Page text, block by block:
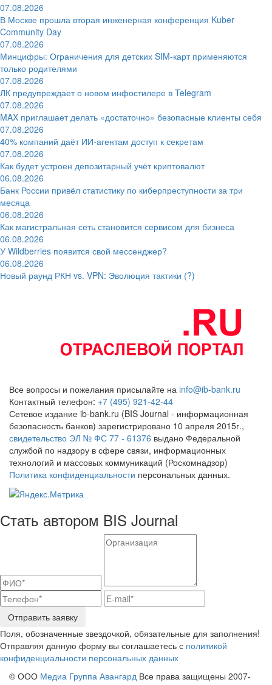
07.08.2026
В Москве прошла вторая инженерная конференция Kuber
Community Day
07.08.2026
Минцифры: Ограничения для детских SIM-карт применяются
только родителями
07.08.2026
ЛК предупреждает о новом инфостилере в Telegram
07.08.2026
MAX приглашает делать «достаточно» безопасные клиенты себя
07.08.2026
40% компаний даёт ИИ‑агентам доступ к секретам
07.08.2026
Как будет устроен депозитарный учёт криптовалют
06.08.2026
Банк России привёл статистику по киберпреступности за три
месяца
06.08.2026
Как магистральная сеть становится сервисом для бизнеса
06.08.2026
У Wildberries появится свой мессенджер?
06.08.2026
Новый раунд РКН vs. VPN: Эволюция тактики (?)
Все вопросы и пожелания присылайте на info@ib-bank.ru
Контактный телефон: +7 (495) 921-42-44
Сетевое издание ib-bank.ru (BIS Journal - информационная
безопасность банков) зарегистрировано 10 апреля 2015г.,
свидетельство ЭЛ № ФС 77 - 61376 выдано Федеральной
службой по надзору в сфере связи, информационных
технологий и массовых коммуникаций (Роскомнадзор)
Политика конфиденциальности персональных данных.
Стать автором BIS Journal
Отправить заявку
Поля, обозначенные звездочкой, обязательные для заполнения!
Отправляя данную форму вы соглашаетесь с политикой
конфиденциальности персональных данных
© ООО Медиа Группа Авангард Все права защищены 2007-